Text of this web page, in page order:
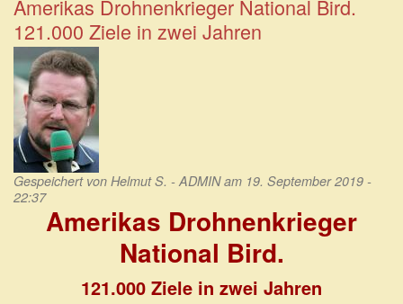
die
Bedeutung
der
Grundrechte
Amerikas Drohnenkrieger National Bird.
121.000 Ziele in zwei Jahren
Gespeichert von Helmut S. - ADMINam 19. September 2019 -
22:37
Amerikas Drohnenkrieger
National Bird.
121.000 Ziele in zwei Jahren